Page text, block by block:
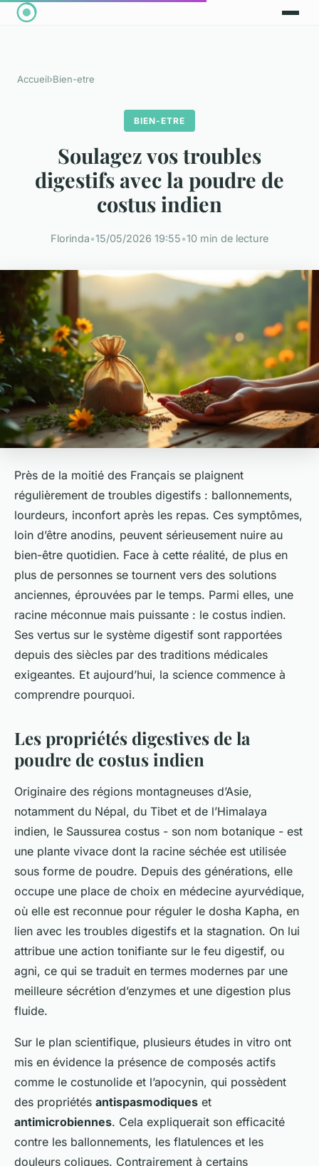
Accueil›Bien-etre
BIEN-ETRE
Soulagez vos troubles
digestifs avec la poudre de
costus indien
Florinda•15/05/2026 19:55•10 min de lecture
Près de la moitié des Français se plaignent
régulièrement de troubles digestifs : ballonnements,
lourdeurs, inconfort après les repas. Ces symptômes,
loin d’être anodins, peuvent sérieusement nuire au
bien-être quotidien. Face à cette réalité, de plus en
plus de personnes se tournent vers des solutions
anciennes, éprouvées par le temps. Parmi elles, une
racine méconnue mais puissante : le costus indien.
Ses vertus sur le système digestif sont rapportées
depuis des siècles par des traditions médicales
exigeantes. Et aujourd’hui, la science commence à
comprendre pourquoi.
Les propriétés digestives de la
poudre de costus indien
Originaire des régions montagneuses d’Asie,
notamment du Népal, du Tibet et de l’Himalaya
indien, le Saussurea costus - son nom botanique - est
une plante vivace dont la racine séchée est utilisée
sous forme de poudre. Depuis des générations, elle
occupe une place de choix en médecine ayurvédique,
où elle est reconnue pour réguler le dosha Kapha, en
lien avec les troubles digestifs et la stagnation. On lui
attribue une action tonifiante sur le feu digestif, ou
agni, ce qui se traduit en termes modernes par une
meilleure sécrétion d’enzymes et une digestion plus
fluide.
Sur le plan scientifique, plusieurs études in vitro ont
mis en évidence la présence de composés actifs
comme le costunolide et l’apocynin, qui possèdent
des propriétés antispasmodiques et
antimicrobiennes. Cela expliquerait son efficacité
contre les ballonnements, les flatulences et les
douleurs coliques. Contrairement à certains